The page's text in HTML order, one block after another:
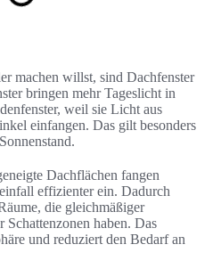
machen willst, sind Dachfenster
bringen mehr Tageslicht in
weil sie Licht aus
einfangen. Das gilt besonders
Dachflächen fangen
effizienter ein. Dadurch
die gleichmäßiger
Schattenzonen haben. Das
und reduziert den Bedarf an